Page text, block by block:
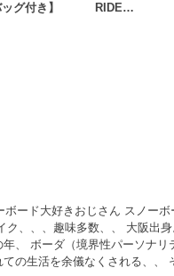
グ付き】
RIDE…
ボード大好きおじさん スノー
ク、、、趣味多数、、 大阪出
、 ボーダ（境界性パーソナ
の生活を余儀なくされる、、